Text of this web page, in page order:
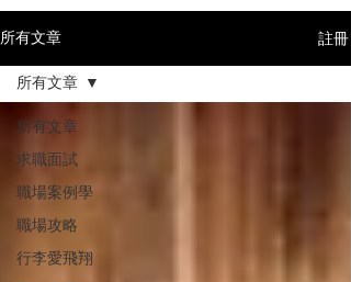
所有文章 註冊
所有文章
求職面試
職場案例學
職場攻略
行李愛飛翔
所有文章